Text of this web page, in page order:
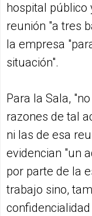
hospital público
reunión "a tres
la empresa
situación".
Para la Sala,
razones de tal
ni las de esa
evidencian "un
por parte de la
trabajo sino,